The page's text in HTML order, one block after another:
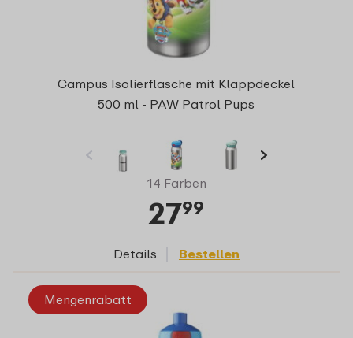
Campus Isolierflasche mit Klappdeckel
500 ml - PAW Patrol Pups
14 Farben
2799
Details Bestellen
Mengenrabatt